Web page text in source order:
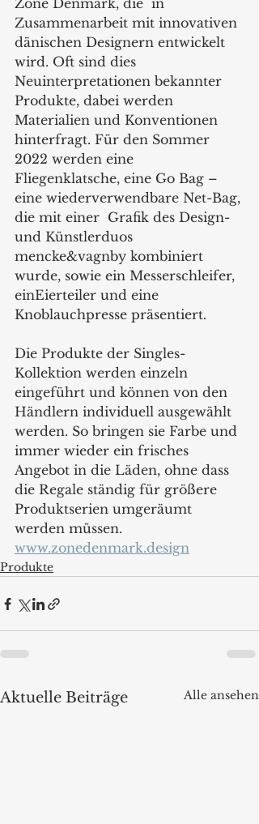
Zone Denmark, die  in
Zusammenarbeit mit innovativen
dänischen Designern entwickelt
wird. Oft sind dies
Neuinterpretationen bekannter
Produkte, dabei werden
Materialien und Konventionen
hinterfragt. Für den Sommer
2022 werden eine
Fliegenklatsche, eine Go Bag –
eine wiederverwendbare Net-Bag,
die mit einer  Grafik des Design-
und Künstlerduos
mencke&vagnby kombiniert
wurde, sowie ein Messerschleifer,
einEierteiler und eine
Knoblauchpresse präsentiert.
Die Produkte der Singles-
Kollektion werden einzeln
eingeführt und können von den
Händlern individuell ausgewählt
werden. So bringen sie Farbe und
immer wieder ein frisches
Angebot in die Läden, ohne dass
die Regale ständig für größere
Produktserien umgeräumt
werden müssen.
www.zonedenmark.design
Produkte
Aktuelle Beiträge Alle ansehen